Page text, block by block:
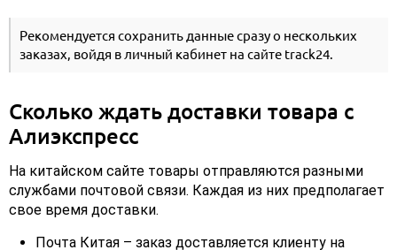
Рекомендуется сохранить данные сразу о нескольких
заказах, войдя в личный кабинет на сайте track24.
Сколько ждать доставки товара с
Алиэкспресс
На китайском сайте товары отправляются разными
службами почтовой связи. Каждая из них предполагает
свое время доставки.
Почта Китая – заказ доставляется клиенту на